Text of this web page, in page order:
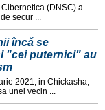
(DNSC) a
secur ...
încă se
"cei puternici" au
2021, in Chickasha,
unei vecin ...